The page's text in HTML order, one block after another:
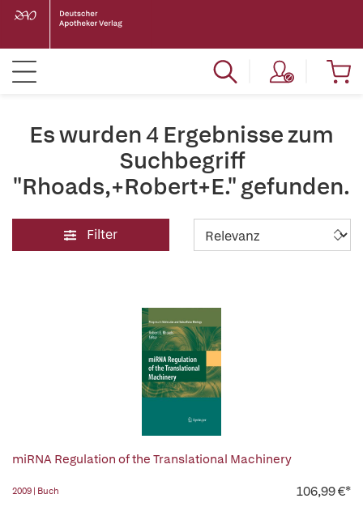
Es wurden 4 Ergebnisse zum
Suchbegriff
"Rhoads,+Robert+E." gefunden.
Filter
miRNA Regulation of the Translational Machinery
2009 | Buch 106,99 €*